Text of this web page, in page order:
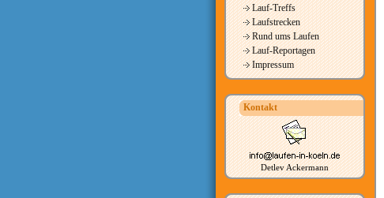
Lauf-Treffs
Laufstrecken
Rund ums Laufen
Lauf-Reportagen
Impressum
Kontakt
Detlev Ackermann